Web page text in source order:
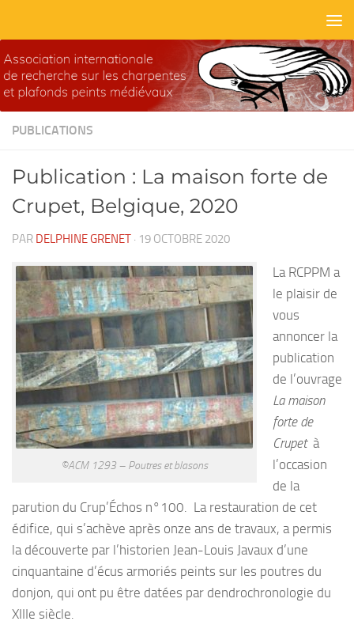
PUBLICATIONS
Publication : La maison forte de
Crupet, Belgique, 2020
PAR DELPHINE GRENET · 19 OCTOBRE 2020
©ACM 1293 – Poutres et blasons
La RCPPM a
le plaisir de
vous
annoncer la
publication
de l’ouvrage
La maison
forte de
Crupet à
l’occasion
de la
parution du Crup’Échos n°100. La restauration de cet
édifice, qui s’achève après onze ans de travaux, a permis
la découverte par l’historien Jean-Louis Javaux d’une
cinquantaine d’écus armoriés peints sur les poutres du
donjon, qui ont pu être datées par dendrochronologie du
XIIIe siècle.